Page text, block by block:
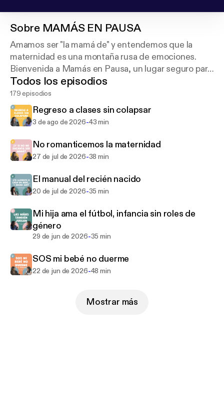
Sobre MAMÁS EN PAUSA
Amamos ser "la mamá de" y entendemos que la
maternidad es una montaña rusa de emociones.
Bienvenida a Mamás en Pausa, un lugar seguro para
hablar sin prejuicios. 🎙️
Todos los episodios
179 episodios
Regreso a clases sin colapsar
3 de ago de 2026-43 min
No romanticemos la maternidad
27 de jul de 2026-38 min
El manual del recién nacido
20 de jul de 2026-35 min
Mi hija ama el fútbol, infancia sin roles de
género
29 de jun de 2026-35 min
SOS mi bebé no duerme
22 de jun de 2026-48 min
Mostrar más